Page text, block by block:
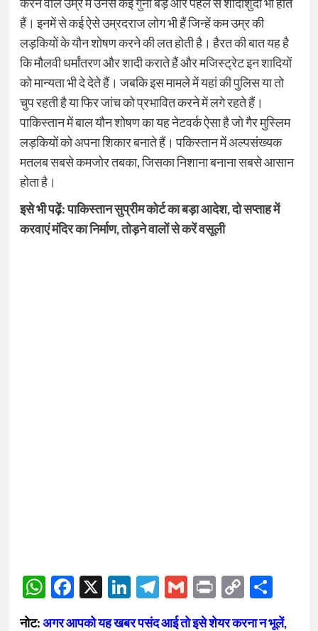
करने वाले उम्र में उनसे कई गुना बड़े और पहले से शादीशुदा भी होते
हैं। इनमें से कई ऐसे उम्रदराज लोग भी हैं जिन्हें कम उम्र की
लड़कियों के यौन शोषण करने की लत होती है। हैरत की बात यह है
कि मौलवी धर्मांतरण और शादी कराते हैं और मजिस्ट्रेट इन शादियों
को मान्यता भी दे देते हैं। जबकि इस मामले में यहां की पुलिस या तो
चुप रहती है या फिर जांच को प्रभावित करने में लगे रहते हैं।
पाकिस्तान में बाल यौन शोषण का यह नेटवर्क ऐसा है जो गैर मुस्लिम
ल​ड़कियों को अपना शिकार बनाते हैं। पकिस्तान में अल्पसंख्यक
मतलब सबसे कमजोर तबका, जिसका निशाना बनाना सबसे आसान
होता है।
इसे भी पढ़ें:पाकिस्तान सुप्रीम कोर्ट का बड़ा आदेश, दो सप्ताह में
करवाएं मंदिर का निर्माण, तोड़ने वालों से करें वसूली
WhatsApp
Facebook
X LinkedIn
Telegram
Gmail
Print
Copy
Link
नोट:अगर आपको यह खबर पसंद आई तो इसे शेयर करना न भूलें,